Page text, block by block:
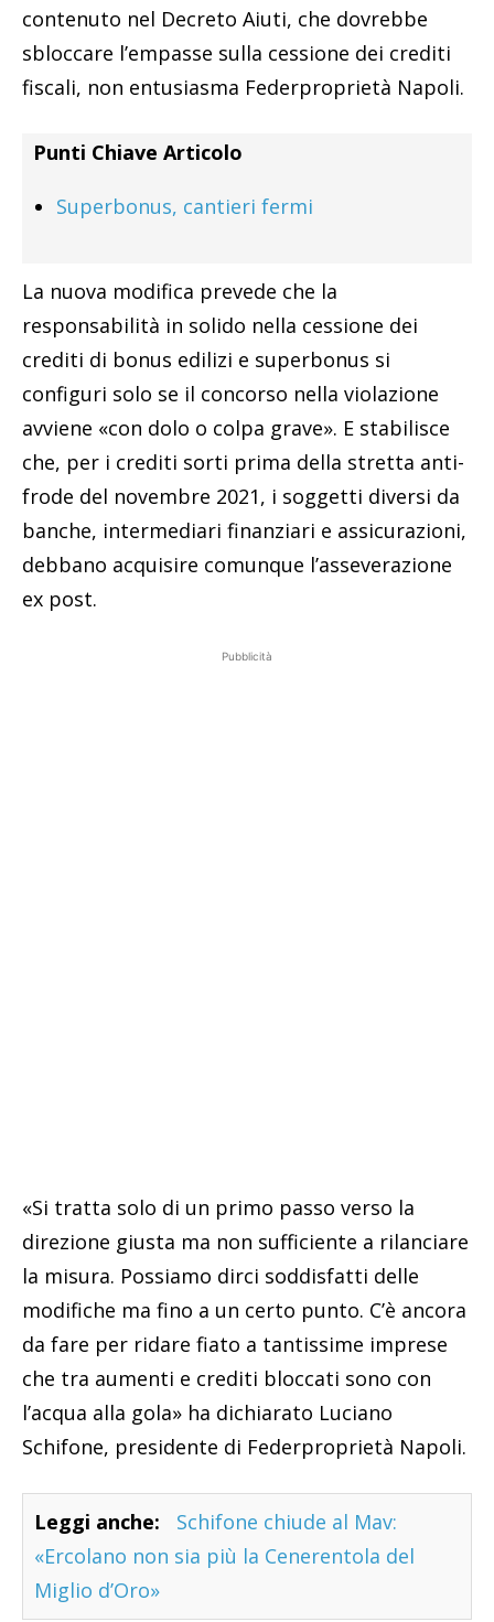
contenuto nel Decreto Aiuti, che dovrebbe
sbloccare l’empasse sulla cessione dei crediti
fiscali, non entusiasma Federproprietà Napoli.
Punti Chiave Articolo
Superbonus, cantieri fermi
La nuova modifica prevede che la
responsabilità in solido nella cessione dei
crediti di bonus edilizi e superbonus si
configuri solo se il concorso nella violazione
avviene «con dolo o colpa grave». E stabilisce
che, per i crediti sorti prima della stretta anti-
frode del novembre 2021, i soggetti diversi da
banche, intermediari finanziari e assicurazioni,
debbano acquisire comunque l’asseverazione
ex post.
Pubblicità
«Si tratta solo di un primo passo verso la
direzione giusta ma non sufficiente a rilanciare
la misura. Possiamo dirci soddisfatti delle
modifiche ma fino a un certo punto. C’è ancora
da fare per ridare fiato a tantissime imprese
che tra aumenti e crediti bloccati sono con
l’acqua alla gola» ha dichiarato Luciano
Schifone, presidente di Federproprietà Napoli.
Leggi anche:
Schifone chiude al Mav:
«Ercolano non sia più la Cenerentola del
Miglio d’Oro»